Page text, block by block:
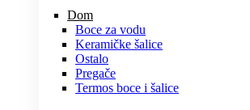
Dom
Boce za vodu
Keramičke šalice
Ostalo
Pregače
Termos boce i šalice